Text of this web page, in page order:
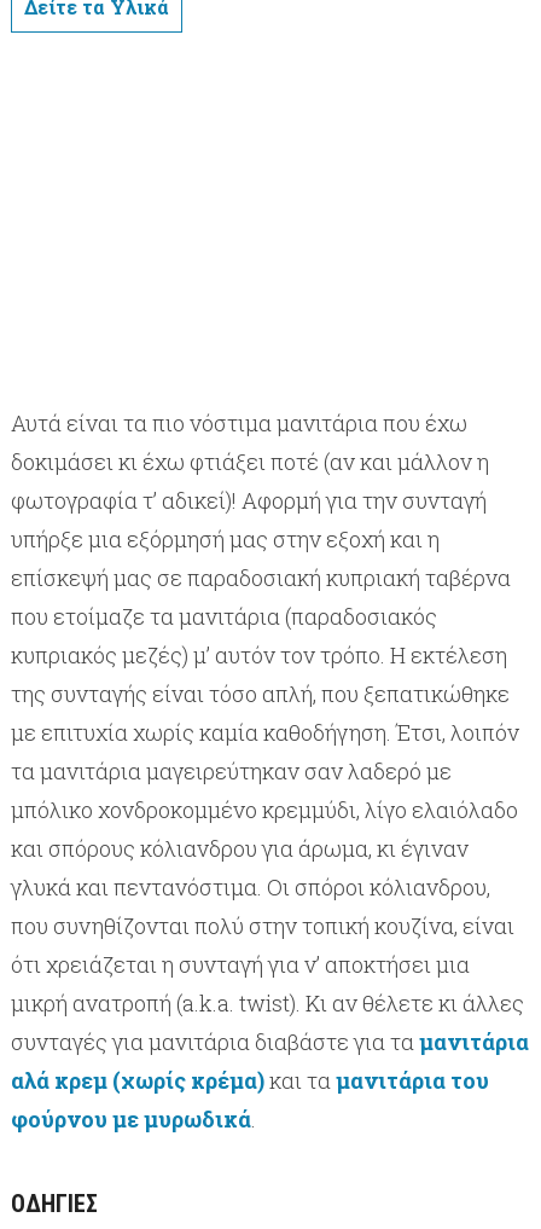
Δείτε τα Υλικά
Αυτά είναι τα πιο νόστιμα μανιτάρια που έχω
δοκιμάσει κι έχω φτιάξει ποτέ (αν και μάλλον η
φωτογραφία τ’ αδικεί)! Αφορμή για την συνταγή
υπήρξε μια εξόρμησή μας στην εξοχή και η
επίσκεψή μας σε παραδοσιακή κυπριακή ταβέρνα
που ετοίμαζε τα μανιτάρια (παραδοσιακός
κυπριακός μεζές) μ’ αυτόν τον τρόπο. Η εκτέλεση
της συνταγής είναι τόσο απλή, που ξεπατικώθηκε
με επιτυχία χωρίς καμία καθοδήγηση. Έτσι, λοιπόν
τα μανιτάρια μαγειρεύτηκαν σαν λαδερό με
μπόλικο χονδροκομμένο κρεμμύδι, λίγο ελαιόλαδο
και σπόρους κόλιανδρου για άρωμα, κι έγιναν
γλυκά και πεντανόστιμα. Οι σπόροι κόλιανδρου,
που συνηθίζονται πολύ στην τοπική κουζίνα, είναι
ότι χρειάζεται η συνταγή για ν’ αποκτήσει μια
μικρή ανατροπή (a.k.a. twist). Κι αν θέλετε κι άλλες
συνταγές για μανιτάρια διαβάστε για ταμανιτάρια
αλά κρεμ (χωρίς κρέμα)και ταμανιτάρια του
φούρνου με μυρωδικά.
ΟΔΗΓΊΕΣ